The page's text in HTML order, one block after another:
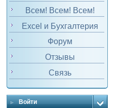
Всем! Всем! Всем!
Excel и Бухгалтерия
Форум
Отзывы
Связь
Войти